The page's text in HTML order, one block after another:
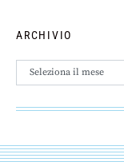
ARCHIVIO
Archivio